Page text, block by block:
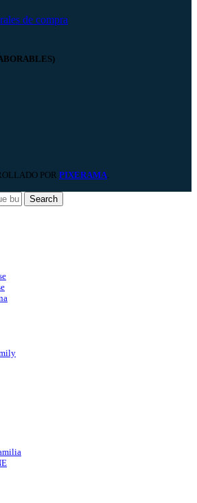
de compra
POR PIXERAMA.
Search